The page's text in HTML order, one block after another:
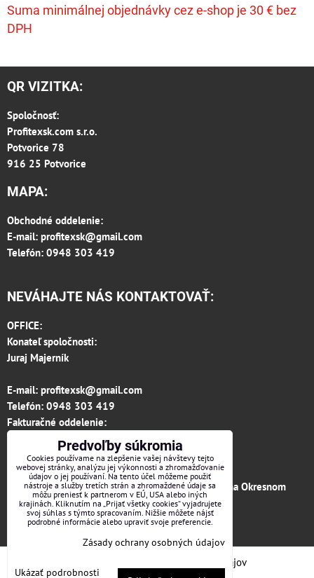
Suma minimálnej objednávky cez e-shop je 30 € bez
DPH
QR VIZITKA:
Spoločnosť:
Profitexsk.com s.r.o.
Potvorice 78
916 25 Potvorice
MAPA:
Obchodné oddelenie:
E-mail: profitexsk@gmail.com
Telefón: 0948 303 419
NEVÁHAJTE NÁS KONTAKTOVAŤ:
OFFICE:
Konateľ spoločnosti:
Juraj Majerník
E-mail: profitexsk@gmail.com
Telefón: 0948 303 419
Fakturačné oddelenie:
invoice.profitexsk@gmail.com
IČO: 36313157
IČ DPH: SK 2020182615
Firma je zapísaná v obchodnom registri vedenom na Okresnom
súde v Trenčíne, vložka č.12066/R odd. s.r.o.
Zásady ochrany osobných údajov
Predvoľby súkromia
Cookies používame na zlepšenie vašej návštevy tejto
webovej stránky, analýzu jej výkonnosti a zhromažďovanie
údajov o jej používaní. Na tento účel môžeme použiť
nástroje a služby tretích strán a zhromaždené údaje sa
môžu preniesť k partnerom v EÚ, USA alebo iných
krajinách. Kliknutím na „Prijať všetky cookies“ vyjadrujete
svoj súhlas s týmto spracovaním. Nižšie môžete nájsť
podrobné informácie alebo upraviť svoje preferencie.
Zásady ochrany osobných údajov
Ukázať podrobnosti